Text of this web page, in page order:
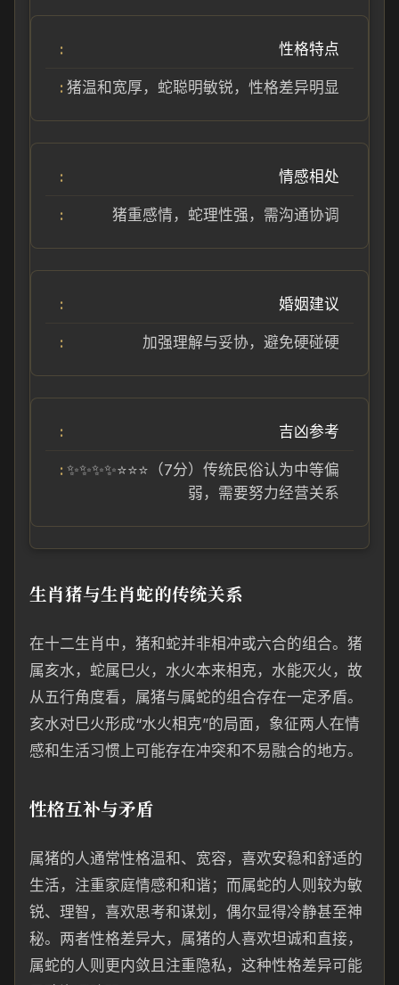
性格特点
猪温和宽厚，蛇聪明敏锐，性格差异明显
情感相处
猪重感情，蛇理性强，需沟通协调
婚姻建议
加强理解与妥协，避免硬碰硬
吉凶参考
✨✨✨✨⭐⭐⭐（7分）传统民俗认为中等偏
弱，需要努力经营关系
生肖猪与生肖蛇的传统关系
在十二生肖中，猪和蛇并非相冲或六合的组合。猪
属亥水，蛇属巳火，水火本来相克，水能灭火，故
从五行角度看，属猪与属蛇的组合存在一定矛盾。
亥水对巳火形成“水火相克”的局面，象征两人在情
感和生活习惯上可能存在冲突和不易融合的地方。
性格互补与矛盾
属猪的人通常性格温和、宽容，喜欢安稳和舒适的
生活，注重家庭情感和和谐；而属蛇的人则较为敏
锐、理智，喜欢思考和谋划，偶尔显得冷静甚至神
秘。两者性格差异大，属猪的人喜欢坦诚和直接，
属蛇的人则更内敛且注重隐私，这种性格差异可能